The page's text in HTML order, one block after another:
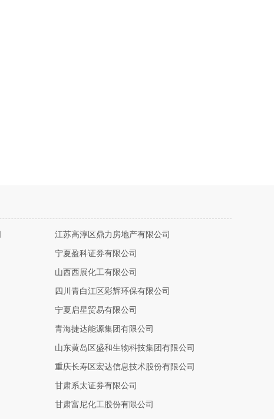
江苏高淳区鼎力房地产有限公司
宁夏盈科证券有限公司
山西西展化工有限公司
四川青白江区彩辉环保有限公司
宁夏启星贸易有限公司
青海捷达能源集团有限公司
山东黄岛区盛和生物科技集团有限公司
重庆长寿区宏达信息技术股份有限公司
甘肃系太证券有限公司
甘肃富尼化工股份有限公司